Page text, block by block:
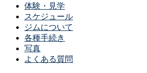
体験・見学
スケジュール
ジムについて
各種手続き
写真
よくある質問